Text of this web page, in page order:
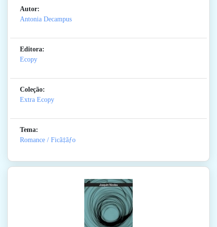
Autor:
Antonia Decampus
Editora:
Ecopy
Coleção:
Extra Ecopy
Tema:
Romance / Ficã‡ãƒo